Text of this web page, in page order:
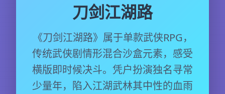
刀剑江湖路
《刀剑江湖路》属于单款武侠RPG，
传统武侠剧情形混合沙盒元素，感受
横版即时候决斗。凭户扮演独名寻常
少量年，陷入江湖武林其中性的血雨